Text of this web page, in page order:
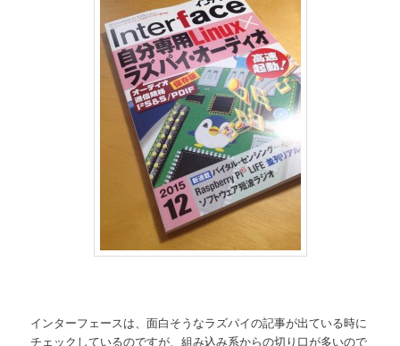
インターフェースは、面白そうなラズパイの記事が出ている時に
チェックしているのですが、組み込み系からの切り口が多いので